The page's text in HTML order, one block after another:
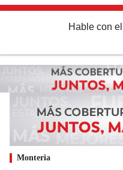
Hable con el
Monteria